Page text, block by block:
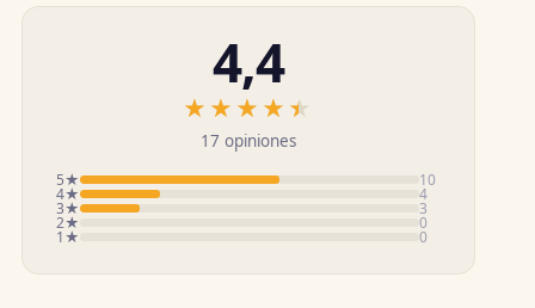
4,4
★★★★★
★★★★★
17 opiniones
5★ 10
4★ 4
3★ 3
2★ 0
1★ 0